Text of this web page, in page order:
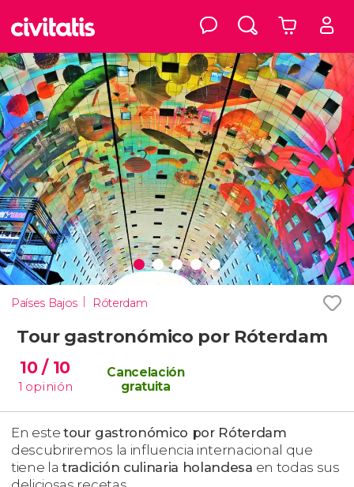
Países Bajos Róterdam
Tour gastronómico por Róterdam
10/ 10
1 opinión
Cancelación
gratuita
En estetour gastronómico por Róterdam
descubriremos la influencia internacional que
tiene latradición culinaria holandesa en todas sus